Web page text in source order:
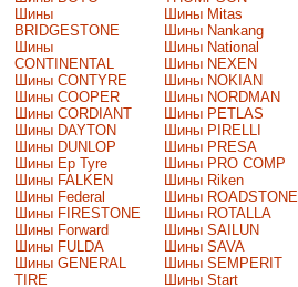
Шины
BRIDGESTONE
Шины
CONTINENTAL
Шины CONTYRE
Шины COOPER
Шины CORDIANT
Шины DAYTON
Шины DUNLOP
Шины Ep Tyre
Шины FALKEN
Шины Federal
Шины FIRESTONE
Шины Forward
Шины FULDA
Шины GENERAL
TIRE
Шины Mitas
Шины Nankang
Шины National
Шины NEXEN
Шины NOKIAN
Шины NORDMAN
Шины PETLAS
Шины PIRELLI
Шины PRESA
Шины PRO COMP
Шины Riken
Шины ROADSTONE
Шины ROTALLA
Шины SAILUN
Шины SAVA
Шины SEMPERIT
Шины Start